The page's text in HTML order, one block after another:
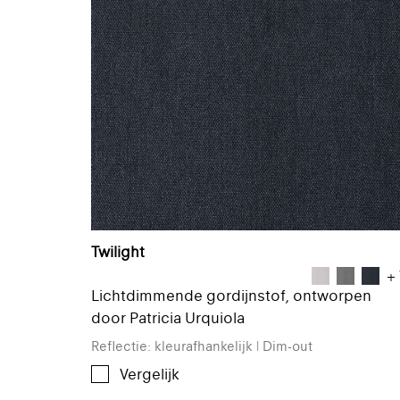
Twilight
+
Lichtdimmende gordijnstof, ontworpen
door Patricia Urquiola
Reflectie: kleurafhankelijk | Dim-out
Vergelijk